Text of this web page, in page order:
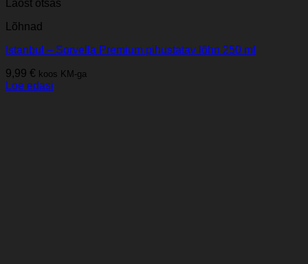
Laost otsas
Lõhnad
Istanbul – Sorvella Premium pihustatav lõhn 250 ml
9,99 € koos KM-ga
Loe edasi